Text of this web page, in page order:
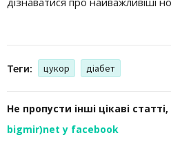
Теги: цукор діабет
Не пропусти інші цікаві
bigmir)net у facebook